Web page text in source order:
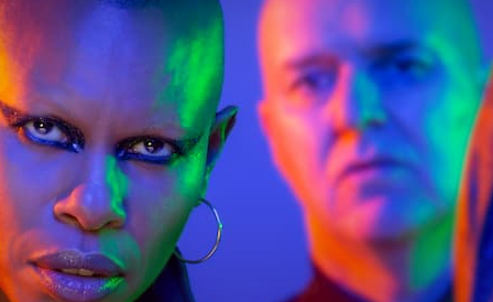
Zaalhuur
BRDCST
ABtv